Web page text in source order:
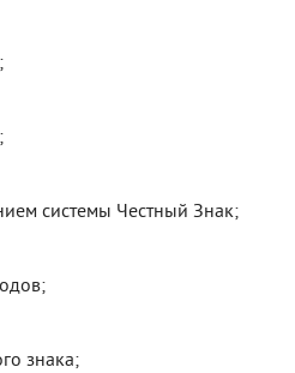
системы Честный Знак;
знака;